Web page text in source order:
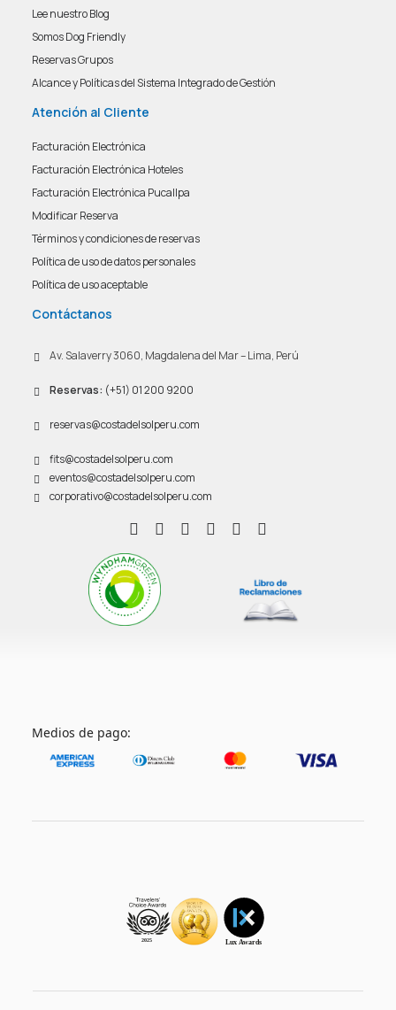
Lee nuestro Blog
Somos Dog Friendly
Reservas Grupos
Alcance y Políticas del Sistema Integrado de Gestión
Atención al Cliente
Facturación Electrónica
Facturación Electrónica Hoteles
Facturación Electrónica Pucallpa
Modificar Reserva
Términos y condiciones de reservas
Política de uso de datos personales
Política de uso aceptable
Contáctanos
Av. Salaverry 3060, Magdalena del Mar – Lima, Perú
Reservas: (+51) 01 200 9200
reservas@costadelsolperu.com
fits@costadelsolperu.com
eventos@costadelsolperu.com
corporativo@costadelsolperu.com
Medios de pago: